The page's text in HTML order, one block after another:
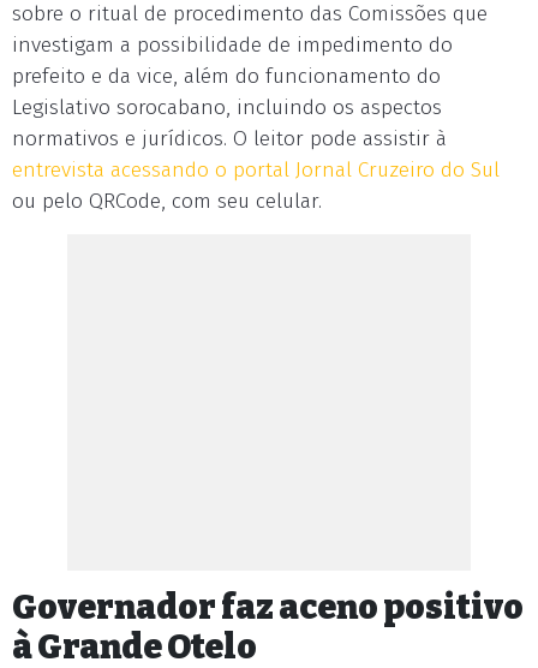
sobre o ritual de procedimento das Comissões que
investigam a possibilidade de impedimento do
prefeito e da vice, além do funcionamento do
Legislativo sorocabano, incluindo os aspectos
normativos e jurídicos. O leitor pode assistir à
entrevista acessando o portal Jornal Cruzeiro do Sul
ou pelo QRCode, com seu celular.
Governador faz aceno positivo
à Grande Otelo